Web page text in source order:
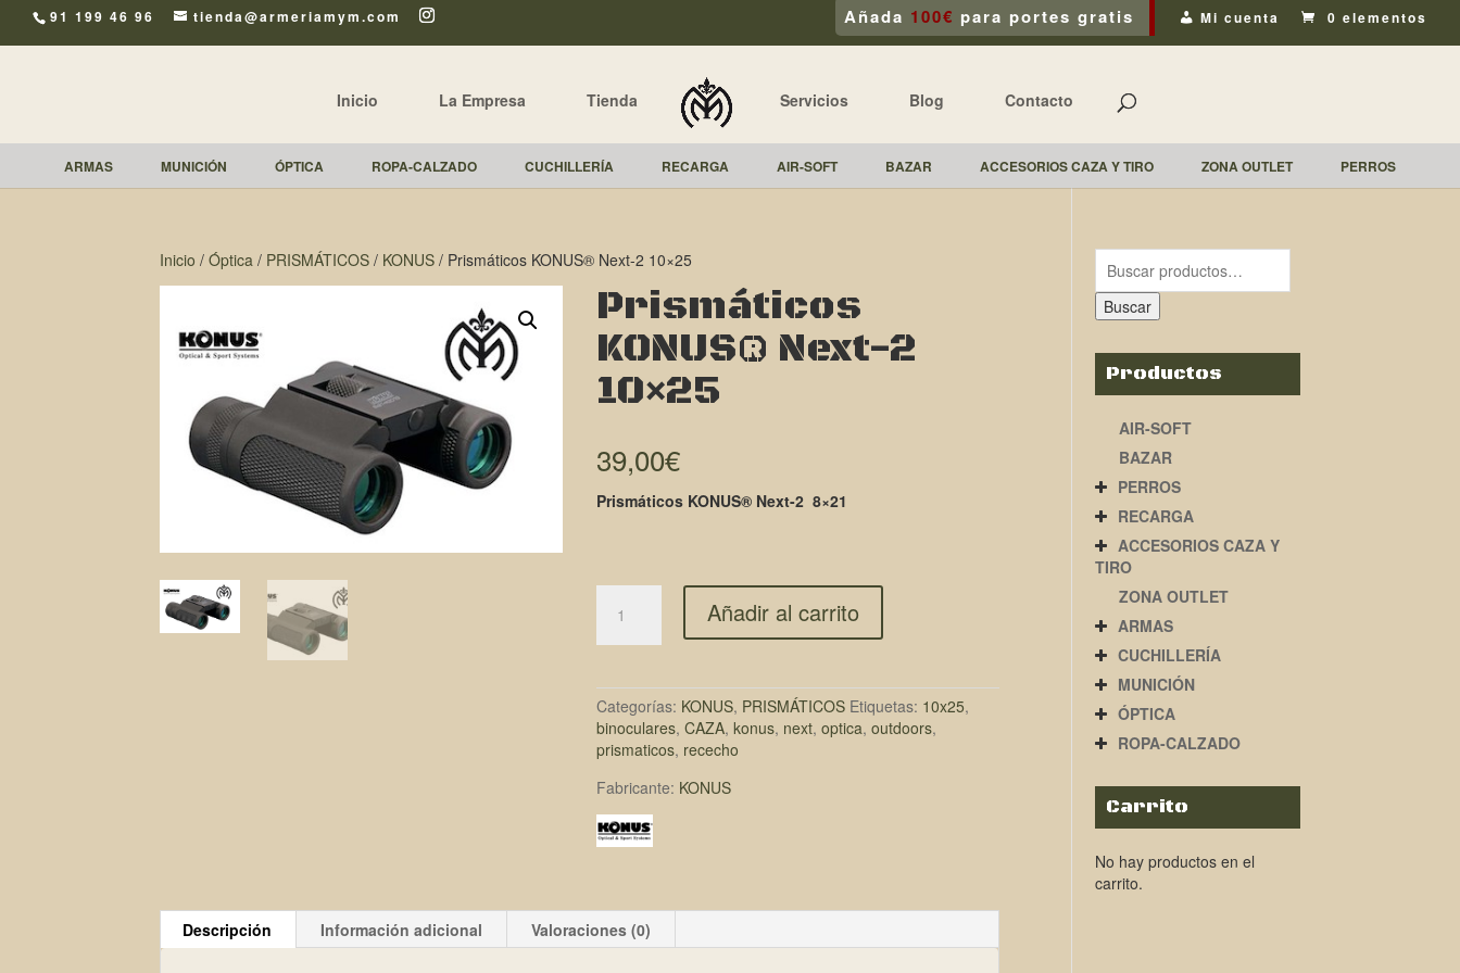
91 199 46 96 tienda@armeriamym.com Añada 100€ para portes gratis Mi cuenta 0 elementos
Inicio La Empresa Tienda Servicios Blog Contacto
ARMAS MUNICIÓN ÓPTICA ROPA-CALZADO CUCHILLERÍA RECARGA AIR-SOFT BAZAR ACCESORIOS CAZA Y TIRO ZONA OUTLET PERROS
Inicio / Óptica / PRISMÁTICOS / KONUS / Prismáticos KONUS® Next-2 10×25
Prismáticos
KONUS® Next-2
10×25
39,00€
Prismáticos KONUS® Next-2 8×21
Añadir al carrito
Categorías: KONUS, PRISMÁTICOS Etiquetas: 10x25,
binoculares, CAZA, konus, next, optica, outdoors,
prismaticos, rececho
Fabricante: KONUS
Descripción Información adicional Valoraciones (0)
Buscar
Productos
AIR-SOFT
BAZAR
PERROS
RECARGA
ACCESORIOS CAZA Y
TIRO
ZONA OUTLET
ARMAS
CUCHILLERÍA
MUNICIÓN
ÓPTICA
ROPA-CALZADO
Carrito
No hay productos en el
carrito.